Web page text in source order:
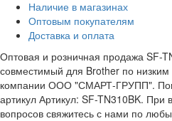
Наличие в магазинах
Оптовым покупателям
Доставка и оплата
Оптовая и розничная продажа SF-
совместимый для Brother по
компании ООО "СМАРТ-ГРУПП".
артикул Артикул: SF-TN310BK. При
вопросов свяжитесь с нами по